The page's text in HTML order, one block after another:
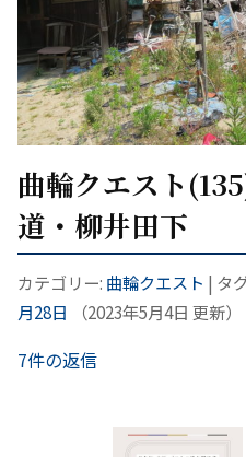
曲輪クエスト
道・柳井田下
カテゴリー: 曲輪クエスト | タ
月28日
（2023年5月4日 更新）
7件の返信